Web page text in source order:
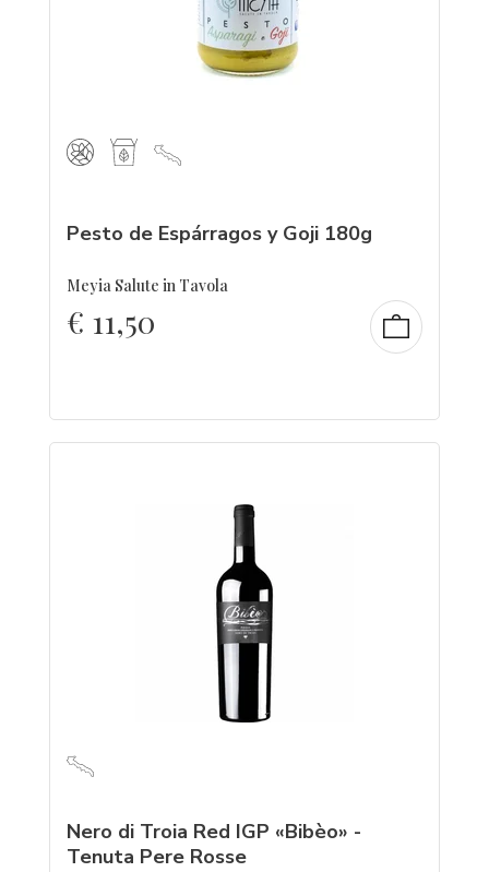
Pesto de Espárragos y Goji 180g
Meyia Salute in Tavola
€ 11,50
Nero di Troia Red IGP «Bibèo» -
Tenuta Pere Rosse